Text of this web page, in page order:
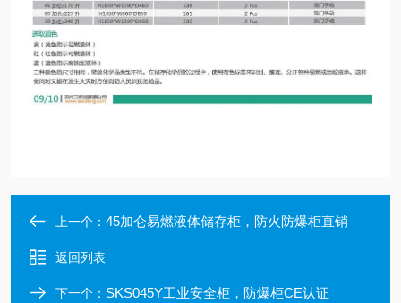
上一个： 45加仑易燃液体储存柜，防火防爆柜直销
返回列表
下一个： SKS045Y工业安全柜，防爆柜CE认证